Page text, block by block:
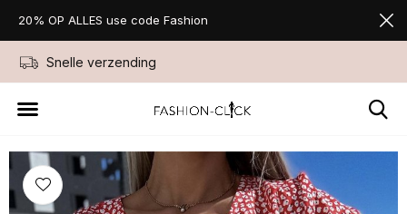
Snelle verzending
20% OP ALLES use code Fashion